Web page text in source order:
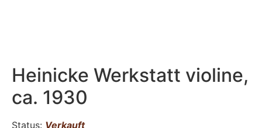
Heinicke Werkstatt violine,
ca. 1930
Status: Verkauft